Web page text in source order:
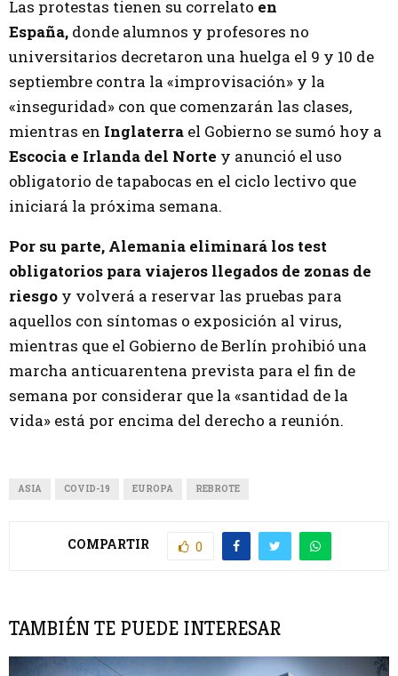
Las protestas tienen su correlato en
España, donde alumnos y profesores no
universitarios decretaron una huelga el 9 y 10 de
septiembre contra la «improvisación» y la
«inseguridad» con que comenzarán las clases,
mientras en Inglaterra el Gobierno se sumó hoy a
Escocia e Irlanda del Norte y anunció el uso
obligatorio de tapabocas en el ciclo lectivo que
iniciará la próxima semana.
Por su parte, Alemania eliminará los test
obligatorios para viajeros llegados de zonas de
riesgo y volverá a reservar las pruebas para
aquellos con síntomas o exposición al virus,
mientras que el Gobierno de Berlín prohibió una
marcha anticuarentena prevista para el fin de
semana por considerar que la «santidad de la
vida» está por encima del derecho a reunión.
ASIA COVID-19 EUROPA REBROTE
COMPARTIR 0
TAMBIÉN TE PUEDE INTERESAR